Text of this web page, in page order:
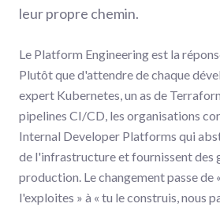
leur propre chemin.
Le Platform Engineering est la
Plutôt que d'attendre de chaque
expert Kubernetes, un as de
pipelines CI/CD, les organisations
Internal Developer Platforms qui
de l'infrastructure et fournissent des
production. Le changement passe de
l'exploites » à « tu le construis, nous